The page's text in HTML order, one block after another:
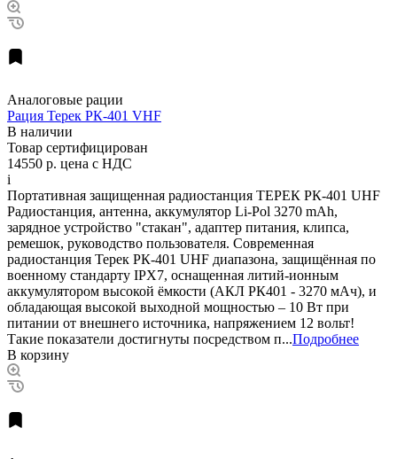
Аналоговые рации
Рация Терек РК-401 VHF
В наличии
Товар сертифицирован
14550 р. цена с НДС
i
Портативная защищенная радиостанция ТЕРЕК РК-401 UHF
Радиостанция, антенна, аккумулятор Li-Pol 3270 mAh,
зарядное устройство "стакан", адаптер питания, клипса,
ремешок, руководство пользователя. Современная
радиостанция Терек РК-401 UHF диапазона, защищённая по
военному стандарту IPX7, оснащенная литий-ионным
аккумулятором высокой ёмкости (АКЛ РК401 - 3270 мАч), и
обладающая высокой выходной мощностью – 10 Вт при
питании от внешнего источника, напряжением 12 вольт!
Такие показатели достигнуты посредством п...Подробнее
В корзину